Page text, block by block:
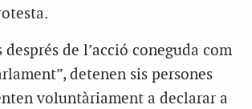
després de l’acció coneguda com
detenen sis persones
voluntàriament a declarar a